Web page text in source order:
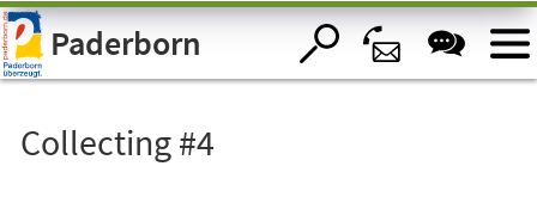
Visuelle
Assistenzsoftware
öffnen.Paderborn
Collecting #4